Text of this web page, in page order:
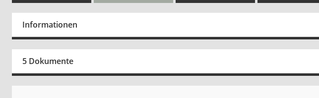
Informationen
5 Dokumente